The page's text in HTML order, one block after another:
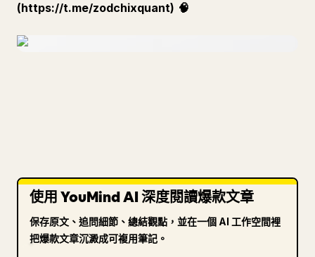
(https://t.me/zodchixquant) 🧠
使用 YouMind AI 深度閱讀爆款文章
保存原文、追問細節、總結觀點，並在一個 AI 工作空間裡
把爆款文章沉澱成可複用筆記。